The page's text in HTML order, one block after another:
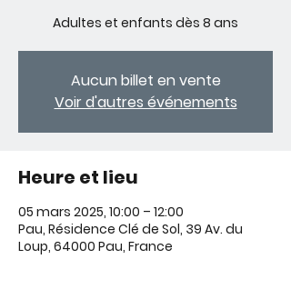
Adultes et enfants dès 8 ans
Aucun billet en vente
Voir d'autres événements
Heure et lieu
05 mars 2025, 10:00 – 12:00
Pau, Résidence Clé de Sol, 39 Av. du
Loup, 64000 Pau, France